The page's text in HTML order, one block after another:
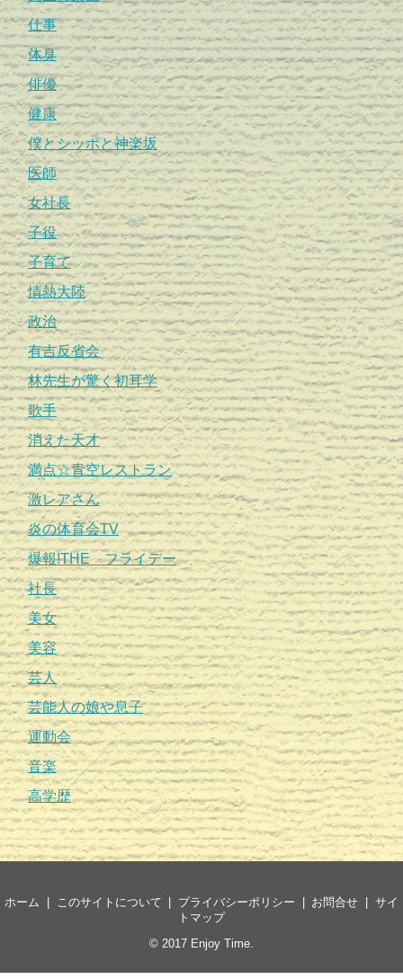
仕事
体臭
俳優
健康
僕とシッポと神楽坂
医師
女社長
子役
子育て
情熱大陸
政治
有吉反省会
林先生が驚く初耳学
歌手
消えた天才
満点☆青空レストラン
激レアさん
炎の体育会TV
爆報!THE フライデー
社長
美女
美容
芸人
芸能人の娘や息子
運動会
音楽
高学歴
ホーム このサイトについて プライバシーポリシー お問合せ
サイ
トマップ
© 2017 Enjoy Time.